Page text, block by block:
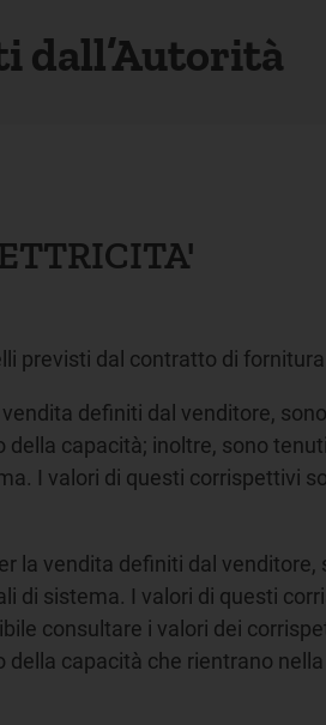
dall’Autorità
previsti dal contratto di
definiti dal venditore,
capacità; inoltre, sono
I valori di questi corrispettivi
la vendita definiti dal
di sistema. I valori di questi
consultare i valori dei
capacità che rientrano